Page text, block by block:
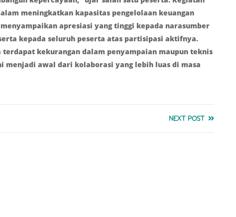
meningkatkan kapasitas pengelolaan keuangan
apresiasi yang tinggi kepada narasumber
kepada seluruh peserta atas partisipasi aktifnya.
kekurangan dalam penyampaian maupun teknis
menjadi awal dari kolaborasi yang lebih luas di masa
NEXT POST